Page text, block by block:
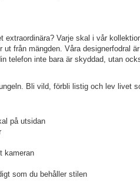
extraordinära? Varje skal i vår
från mängden. Våra designerfodral
telefon inte bara är skyddad, utan
Bli vild, förbli listig och lev livet
på utsidan
kameran
som du behåller stilen